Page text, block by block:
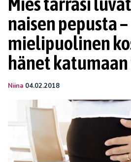
naisen pepusta –
mielipuolinen
hänet
Niina 04.02.2018